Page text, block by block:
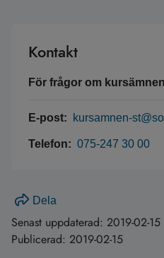
Kontakt
För frågor om
E-post: kursamnen-
Telefon: 075-247 30 00
Dela
Senast uppdaterad: 2019-02-15
Publicerad: 2019-02-15